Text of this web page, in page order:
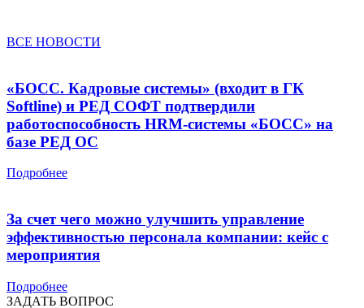
ВСЕ НОВОСТИ
«БОСС. Кадровые системы» (входит в ГК
Softline) и РЕД СОФТ подтвердили
работоспособность HRM-системы «БОСС» на
базе РЕД ОС
Подробнее
За счет чего можно улучшить управление
эффективностью персонала компании: кейс с
мероприятия
Подробнее
ЗАДАТЬ ВОПРОС